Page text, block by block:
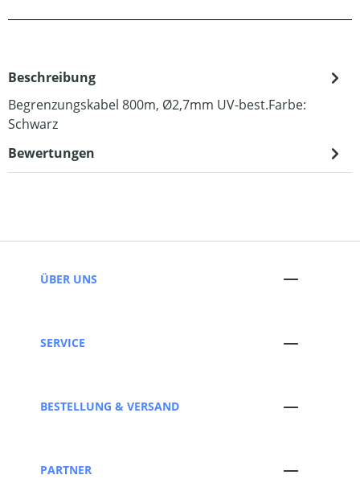
Beschreibung
Begrenzungskabel 800m, Ø2,7mm UV-best.Farbe:
Schwarz
Bewertungen
ÜBER UNS
SERVICE
BESTELLUNG & VERSAND
PARTNER